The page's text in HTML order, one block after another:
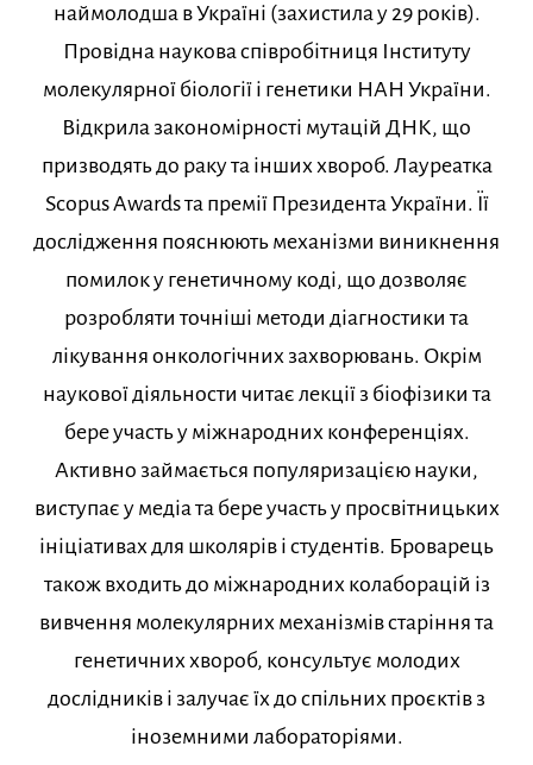
наймолодша в Україні (захистила у 29 років).
Провідна наукова співробітниця Інституту
молекулярної біології і генетики НАН України.
Відкрила закономірності мутацій ДНК, що
призводять до раку та інших хвороб. Лауреатка
Scopus Awards та премії Президента України. Її
дослідження пояснюють механізми виникнення
помилок у генетичному коді, що дозволяє
розробляти точніші методи діагностики та
лікування онкологічних захворювань. Окрім
наукової діяльности читає лекції з біофізики та
бере участь у міжнародних конференціях.
Активно займається популяризацією науки,
виступає у медіа та бере участь у просвітницьких
ініціативах для школярів і студентів. Броварець
також входить до міжнародних колаборацій із
вивчення молекулярних механізмів старіння та
генетичних хвороб, консультує молодих
дослідників і залучає їх до спільних проєктів з
іноземними лабораторіями.